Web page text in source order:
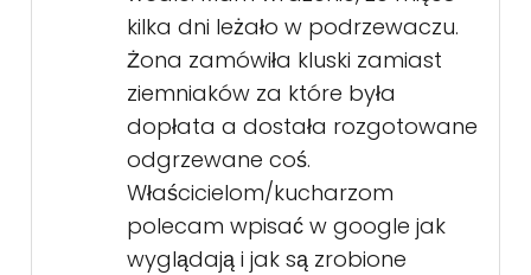
kilka dni leżało w podrzewaczu.
Żona zamówiła kluski zamiast
ziemniaków za które była
dopłata a dostała rozgotowane
odgrzewane coś.
Właścicielom/kucharzom
polecam wpisać w google jak
wyglądają i jak są zrobione